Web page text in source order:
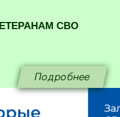
СВО
Подробнее